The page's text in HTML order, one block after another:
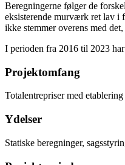
Beregningerne følger de
eksisterende murværk ret lav i
ikke stemmer overens med
I perioden fra 2016 til 2023
Projektomfang
Totalentrepriser med
Ydelser
Statiske beregninger,